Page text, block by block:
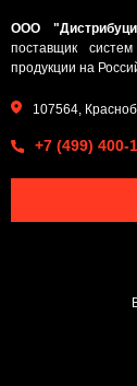
ООО
поставщик
продукции на
107564,
+7 (499) 400-